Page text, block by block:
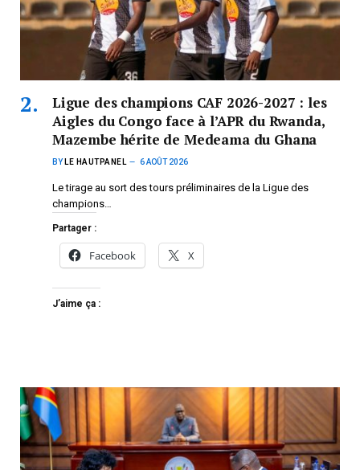
Ligue des champions CAF 2026-2027 : les
Aigles du Congo face à l’APR du Rwanda,
Mazembe hérite de Medeama du Ghana
BY LE HAUTPANEL 6 AOÛT 2026
Le tirage au sort des tours préliminaires de la Ligue des
champions…
Partager :
Facebook X
J’aime ça :